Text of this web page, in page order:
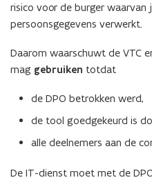
risico voor de burger waarvan
persoonsgegevens verwerkt.
Daarom waarschuwt de VTC
mag gebruiken totdat
de DPO betrokken werd,
de tool goedgekeurd is
alle deelnemers aan de
De IT-dienst moet met de